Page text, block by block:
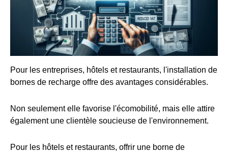
Pour les entreprises, hôtels et restaurants, l'installation de
bornes de recharge offre des avantages considérables.
Non seulement elle favorise l'écomobilité, mais elle attire
également une clientèle soucieuse de l'environnement.
Pour les hôtels et restaurants, offrir une borne de